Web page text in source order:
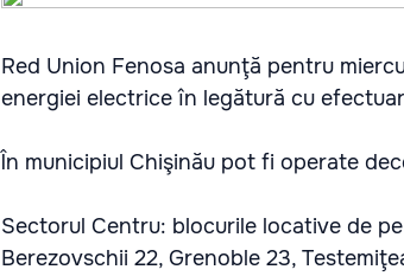
Red Union Fenosa anunţă pentru
energiei electrice în legătură cu
În municipiul Chişinău pot fi operate
Sectorul Centru: blocurile locative de
Berezovschii 22, Grenoble 23,